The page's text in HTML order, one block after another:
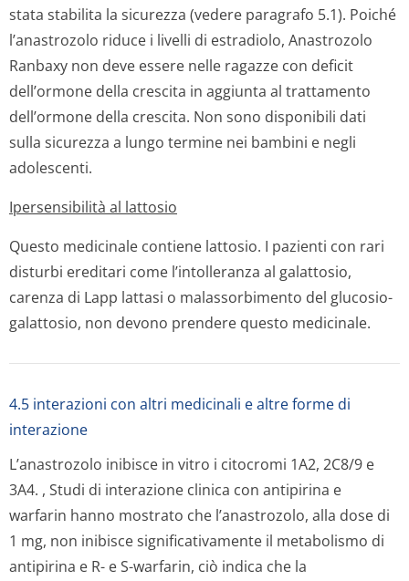
stata stabilita la sicurezza (vedere paragrafo 5.1). Poiché
l’anastrozolo riduce i livelli di estradiolo, Anastrozolo
Ranbaxy non deve essere nelle ragazze con deficit
dell’ormone della crescita in aggiunta al trattamento
dell’ormone della crescita. Non sono disponibili dati
sulla sicurezza a lungo termine nei bambini e negli
adolescenti.
Ipersensibilità al lattosio
Questo medicinale contiene lattosio. I pazienti con rari
disturbi ereditari come l’intolleranza al galattosio,
carenza di Lapp lattasi o malassorbimento del glucosio-
galattosio, non devono prendere questo medicinale.
4.5 interazioni con altri medicinali e altre forme di
interazione
L’anastrozolo inibisce in vitro i citocromi 1A2, 2C8/9 e
3A4. , Studi di interazione clinica con antipirina e
warfarin hanno mostrato che l’anastrozolo, alla dose di
1 mg, non inibisce significativamente il metabolismo di
antipirina e R- e S-warfarin, ciò indica che la